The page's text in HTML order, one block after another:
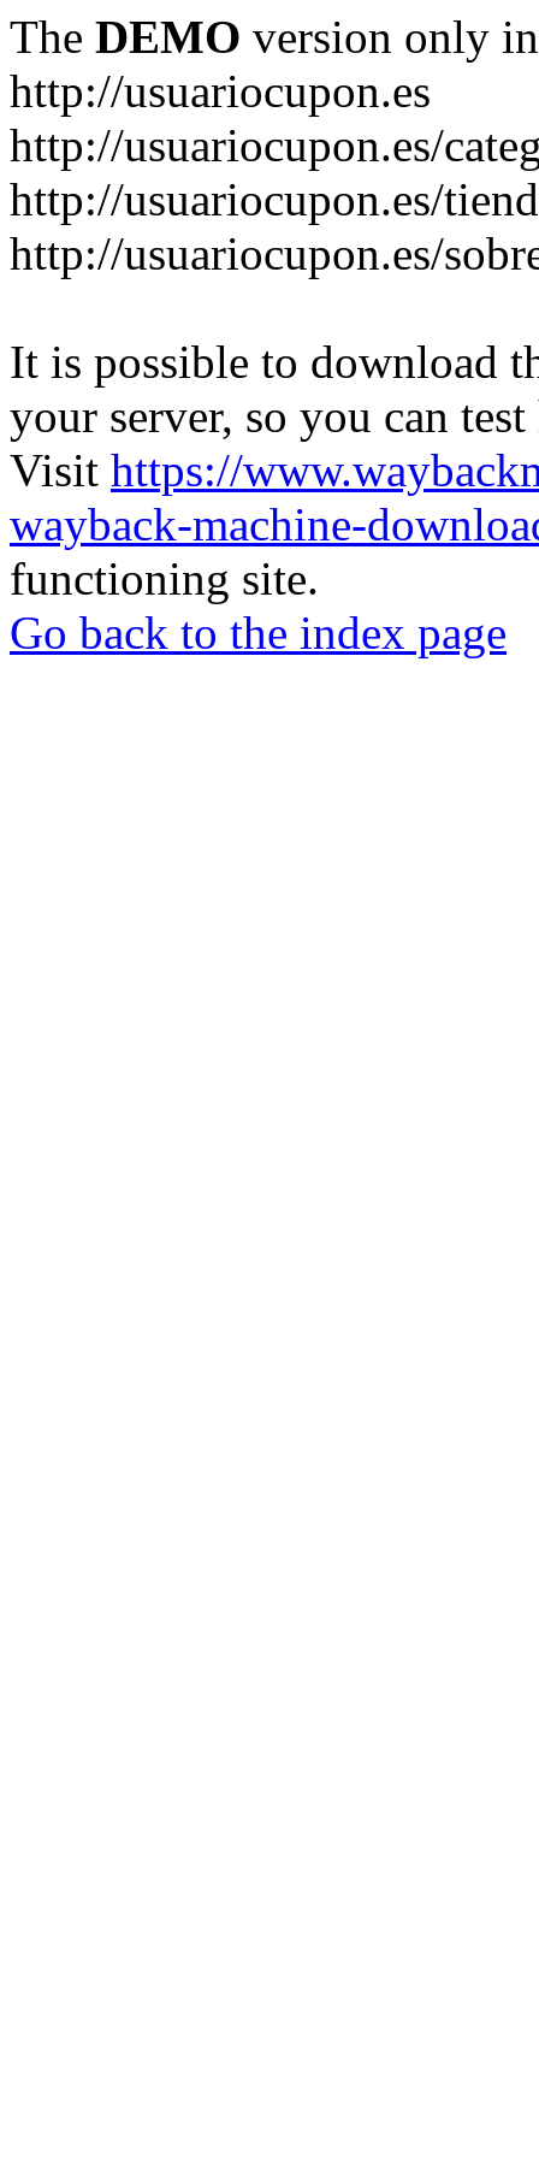
The DEMO version only
http://usuariocupon.es
http://usuariocupon.es/
http://usuariocupon.es/
http://usuariocupon.es/
It is possible to download
your server, so you can
Visit https://
wayback-machine-
functioning site.
Go back to the index page